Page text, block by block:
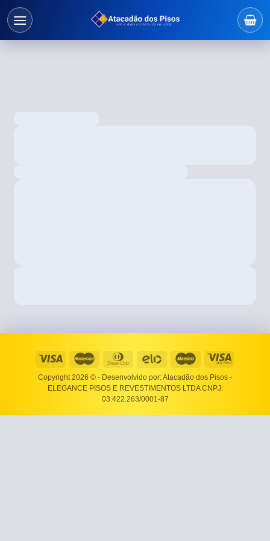
Copyright 2026 © - Desenvolvido por: Atacadão dos Pisos -
ELEGANCE PISOS E REVESTIMENTOS LTDA CNPJ:
03.422.263/0001-87